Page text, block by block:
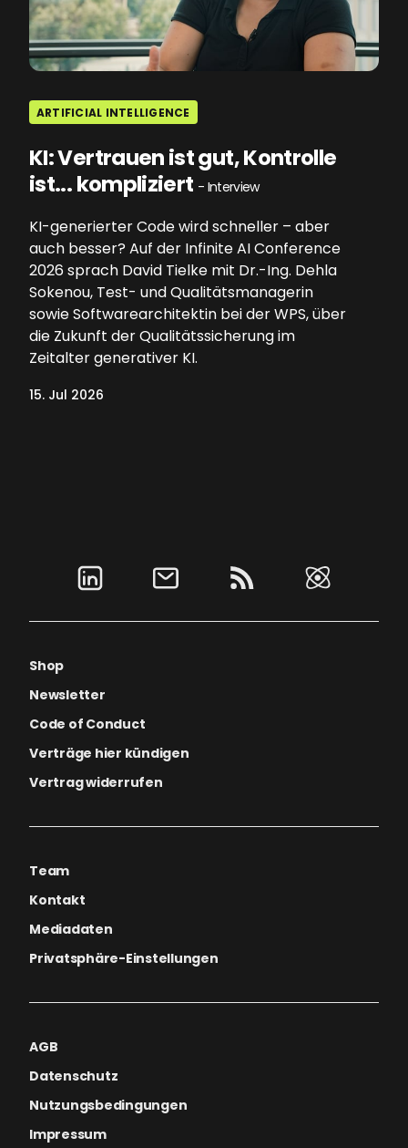
ARTIFICIAL INTELLIGENCE
KI: Vertrauen ist gut, Kontrolle
ist... kompliziert - Interview
KI-generierter Code wird schneller – aber
auch besser? Auf der Infinite AI Conference
2026 sprach David Tielke mit Dr.-Ing. Dehla
Sokenou, Test- und Qualitätsmanagerin
sowie Softwarearchitektin bei der WPS, über
die Zukunft der Qualitätssicherung im
Zeitalter generativer KI.
15. Jul 2026
Shop
Newsletter
Code of Conduct
Verträge hier kündigen
Vertrag widerrufen
Team
Kontakt
Mediadaten
Privatsphäre-Einstellungen
AGB
Datenschutz
Nutzungsbedingungen
Impressum